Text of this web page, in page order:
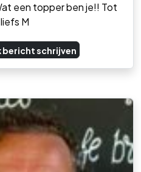
een topper ben je!! Tot
M
bericht schrijven